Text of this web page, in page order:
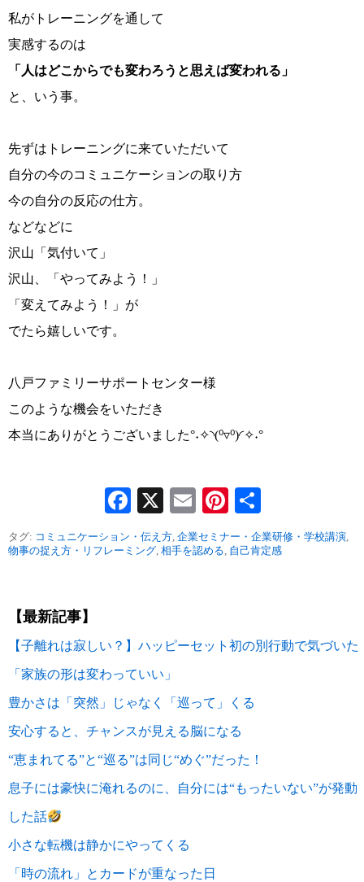
私がトレーニングを通して
実感するのは
「人はどこからでも変わろうと思えば変われる」
と、いう事。
先ずはトレーニングに来ていただいて
自分の今のコミュニケーションの取り方
今の自分の反応の仕方。
などなどに
沢山「気付いて」
沢山、「やってみよう！」
「変えてみよう！」が
でたら嬉しいです。
八戸ファミリーサポートセンター様
このような機会をいただき
本当にありがとうございました°˖✧◝(⁰▿⁰)◜✧˖°
Facebook
X EmailPinterest
有
タグ: コミュニケーション・伝え方, 企業セミナー・企業研修・学校講演,
物事の捉え方・リフレーミング, 相手を認める, 自己肯定感
【最新記事】
【子離れは寂しい？】ハッピーセット初の別行動で気づいた
「家族の形は変わっていい」
豊かさは「突然」じゃなく「巡って」くる
安心すると、チャンスが見える脳になる
“恵まれてる”と“巡る”は同じ“めぐ”だった！
息子には豪快に淹れるのに、自分には“もったいない”が発動
した話
小さな転機は静かにやってくる
「時の流れ」とカードが重なった日